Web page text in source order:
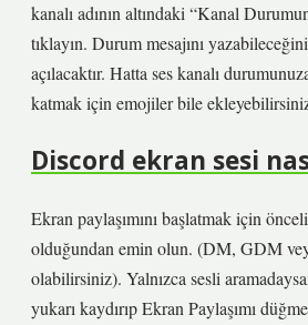
kanalı adının altındaki “Kanal
tıklayın. Durum mesajını
açılacaktır. Hatta ses kanalı
katmak için emojiler bile
Discord ekran sesi
Ekran paylaşımını başlatmak için
olduğundan emin olun. (DM, GDM
olabilirsiniz). Yalnızca sesli
yukarı kaydırıp Ekran Paylaşımı